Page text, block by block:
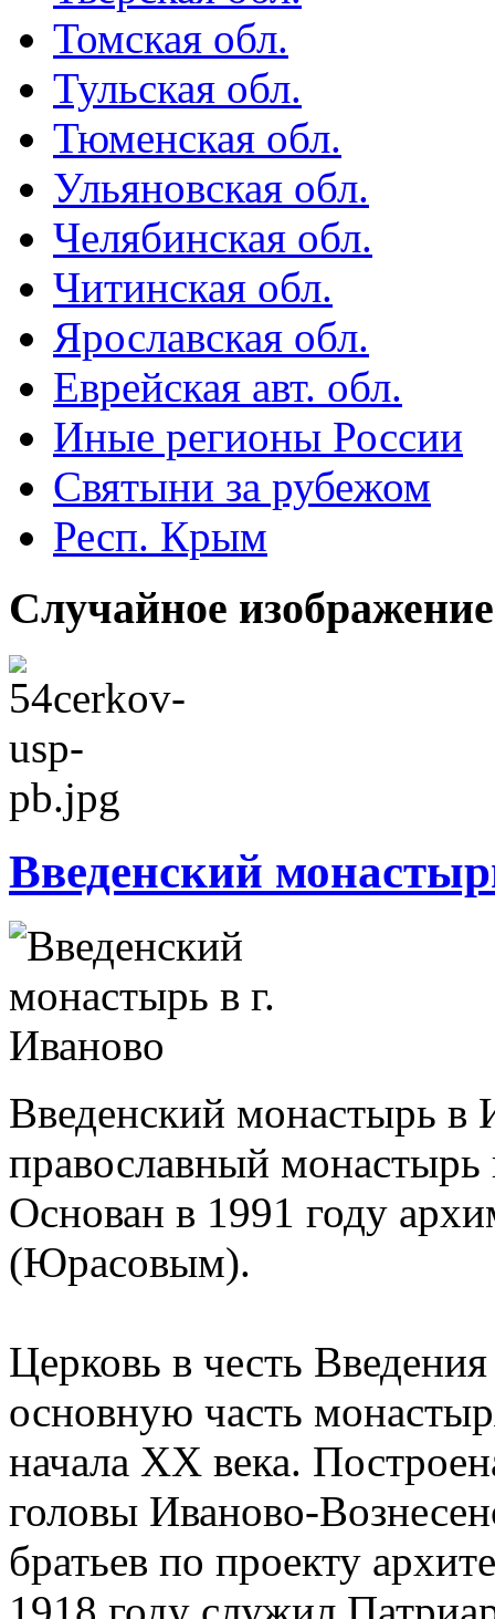
Томская обл.
Тульская обл.
Тюменская обл.
Ульяновская обл.
Челябинская обл.
Читинская обл.
Ярославская обл.
Еврейская авт. обл.
Иные регионы России
Святыни за рубежом
Респ. Крым
Случайное изображение
Введенский
Введенский монастырь в
православный монастырь
Основан в 1991 году
(Юрасовым).
Церковь в честь
основную часть
начала XX века.
головы Иваново-
братьев по проекту